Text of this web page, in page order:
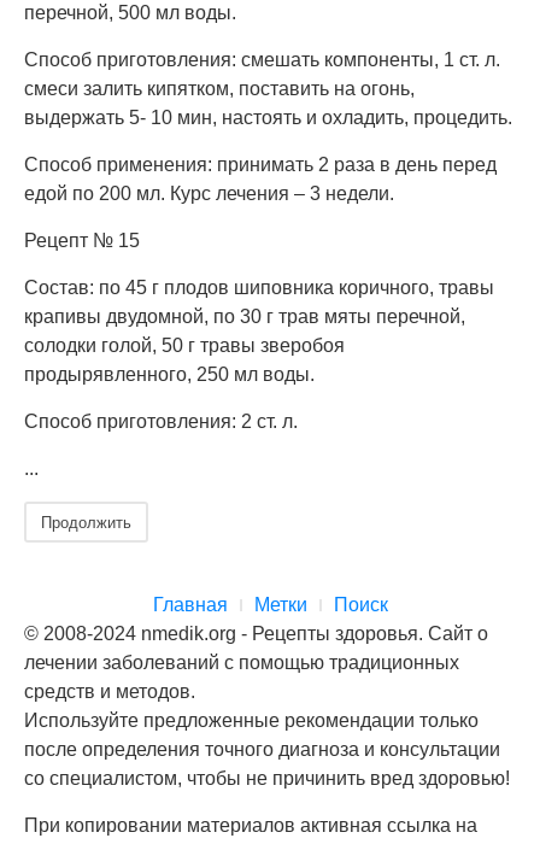
перечной, 500 мл воды.
Способ приготовления: смешать компоненты, 1 ст. л.
смеси залить кипятком, поставить на огонь,
выдержать 5- 10 мин, настоять и охладить, процедить.
Способ применения: принимать 2 раза в день перед
едой по 200 мл. Курс лечения – 3 недели.
Рецепт № 15
Состав: по 45 г плодов шиповника коричного, травы
крапивы двудомной, по 30 г трав мяты перечной,
солодки голой, 50 г травы зверобоя
продырявленного, 250 мл воды.
Способ приготовления: 2 ст. л.
...
Продолжить
Главная Метки
Поиск
© 2008-2024 nmedik.org - Рецепты здоровья. Сайт о
лечении заболеваний с помощью традиционных
средств и методов.
Используйте предложенные рекомендации только
после определения точного диагноза и консультации
со специалистом, чтобы не причинить вред здоровью!
При копировании материалов активная ссылка на